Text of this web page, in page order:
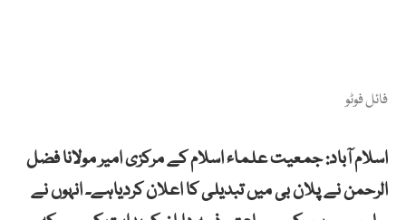
فائل فوٹو
اسلام آباد: جمعیت علماء اسلام کے مرکزی امیر مولانا فضل
الرحمن نے پلان بی میں تبدیلی کا اعلان کردیاہے۔ انہوں نے